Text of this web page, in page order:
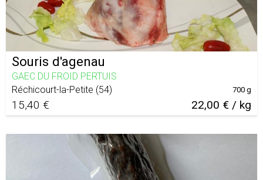
Souris d'agenau
GAEC DU FROID PERTUIS
Réchicourt-la-Petite (54)
15,40 € 22,00 € / kg
700 g